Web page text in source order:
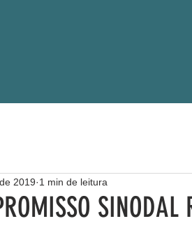
SINODAL
2019 1 min de leitura